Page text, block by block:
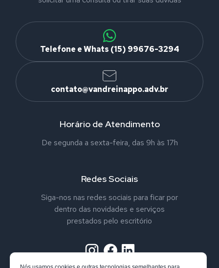
Telefone e Whats (15) 99676-3294
contato@vandreinappo.adv.br
Horário de Atendimento
De segunda a sexta-feira, das 9h às 17h
Redes Sociais
Siga-nos nas redes sociais para ficar por
dentro das novidades e serviços
prestados pelo escritório